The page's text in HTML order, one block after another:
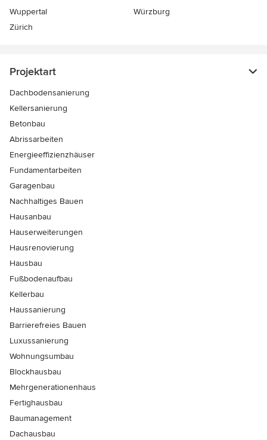
Wuppertal
Würzburg
Zürich
Projektart
Dachbodensanierung
Kellersanierung
Betonbau
Abrissarbeiten
Energieeffizienzhäuser
Fundamentarbeiten
Garagenbau
Nachhaltiges Bauen
Hausanbau
Hauserweiterungen
Hausrenovierung
Hausbau
Fußbodenaufbau
Kellerbau
Haussanierung
Barrierefreies Bauen
Luxussanierung
Wohnungsumbau
Blockhausbau
Mehrgenerationenhaus
Fertighausbau
Baumanagement
Dachausbau